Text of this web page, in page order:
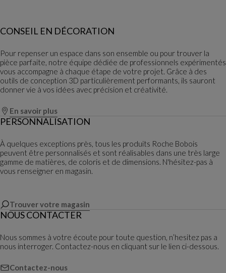
CONSEIL EN DÉCORATION
Pour repenser un espace dans son ensemble ou pour trouver la
pièce parfaite, notre équipe dédiée de professionnels expérimentés
vous accompagne à chaque étape de votre projet. Grâce à des
outils de conception 3D particulièrement performants, ils sauront
donner vie à vos idées avec précision et créativité.
En savoir plus
PERSONNALISATION
À quelques exceptions près, tous les produits Roche Bobois
peuvent être personnalisés et sont réalisables dans une très large
gamme de matières, de coloris et de dimensions. N'hésitez-pas à
vous renseigner en magasin.
Trouver votre magasin
NOUS CONTACTER
Nous sommes à votre écoute pour toute question, n’hesitez pas a
nous interroger. Contactez-nous en cliquant sur le lien ci-dessous.
Contactez-nous